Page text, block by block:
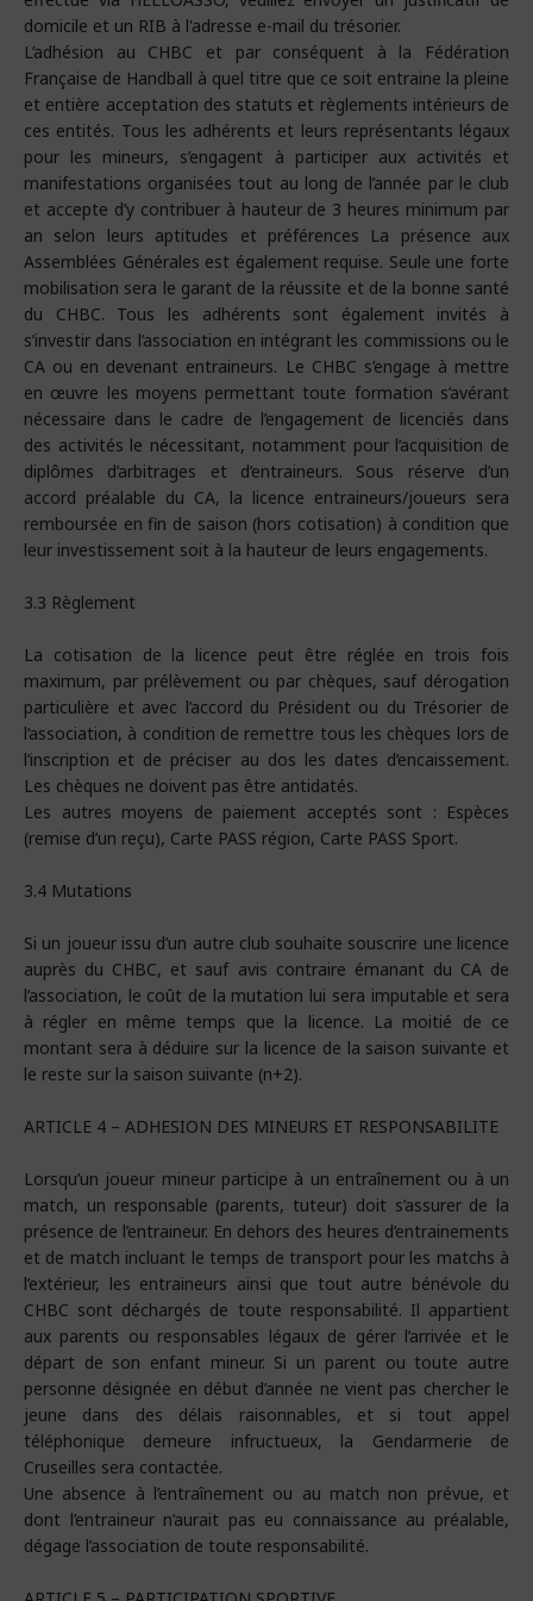
domicile et un RIB à l'adresse e-mail du trésorier.
L’adhésion au CHBC et par conséquent à la Fédération
Française de Handball à quel titre que ce soit entraine la pleine
et entière acceptation des statuts et règlements intérieurs de
ces entités. Tous les adhérents et leurs représentants légaux
pour les mineurs, s’engagent à participer aux activités et
manifestations organisées tout au long de l’année par le club
et accepte d’y contribuer à hauteur de 3 heures minimum par
an selon leurs aptitudes et préférences La présence aux
Assemblées Générales est également requise. Seule une forte
mobilisation sera le garant de la réussite et de la bonne santé
du CHBC. Tous les adhérents sont également invités à
s’investir dans l’association en intégrant les commissions ou le
CA ou en devenant entraineurs. Le CHBC s’engage à mettre
en œuvre les moyens permettant toute formation s’avérant
nécessaire dans le cadre de l’engagement de licenciés dans
des activités le nécessitant, notamment pour l’acquisition de
diplômes d’arbitrages et d’entraineurs. Sous réserve d’un
accord préalable du CA, la licence entraineurs/joueurs sera
remboursée en fin de saison (hors cotisation) à condition que
leur investissement soit à la hauteur de leurs engagements.
3.3 Règlement
La cotisation de la licence peut être réglée en trois fois
maximum, par prélèvement ou par chèques, sauf dérogation
particulière et avec l’accord du Président ou du Trésorier de
l’association, à condition de remettre tous les chèques lors de
l’inscription et de préciser au dos les dates d’encaissement.
Les chèques ne doivent pas être antidatés.
Les autres moyens de paiement acceptés sont : Espèces
(remise d’un reçu), Carte PASS région, Carte PASS Sport.
3.4 Mutations
Si un joueur issu d’un autre club souhaite souscrire une licence
auprès du CHBC, et sauf avis contraire émanant du CA de
l’association, le coût de la mutation lui sera imputable et sera
à régler en même temps que la licence. La moitié de ce
montant sera à déduire sur la licence de la saison suivante et
le reste sur la saison suivante (n+2).
ARTICLE 4 – ADHESION DES MINEURS ET RESPONSABILITE
Lorsqu’un joueur mineur participe à un entraînement ou à un
match, un responsable (parents, tuteur) doit s’assurer de la
présence de l’entraineur. En dehors des heures d’entrainements
et de match incluant le temps de transport pour les matchs à
l’extérieur, les entraineurs ainsi que tout autre bénévole du
CHBC sont déchargés de toute responsabilité. Il appartient
aux parents ou responsables légaux de gérer l’arrivée et le
départ de son enfant mineur. Si un parent ou toute autre
personne désignée en début d’année ne vient pas chercher le
jeune dans des délais raisonnables, et si tout appel
téléphonique demeure infructueux, la Gendarmerie de
Cruseilles sera contactée.
Une absence à l’entraînement ou au match non prévue, et
dont l’entraineur n’aurait pas eu connaissance au préalable,
dégage l’association de toute responsabilité.